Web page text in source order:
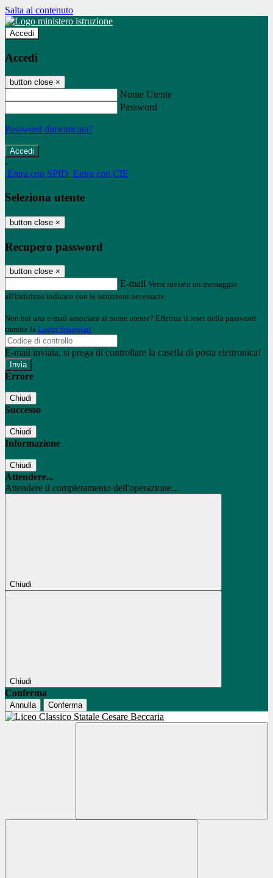
Salta al contenuto
Accedi
Accedi
button close ×
Nome Utente
Password
Password dimenticata?
-
Entra con SPID Entra con CIE
Seleziona utente
button close ×
Recupero password
button close ×
E-mail Verrà inviato un messaggio
all'indirizzo indicato con le istruzioni necessarie.
Non hai una e-mail associata al nome utente? Effettua il reset della password
tramite la Login Spaggiari
E-mail inviata, si prega di controllare la casella di posta elettronica!
Errore
Chiudi
Successo
Chiudi
Informazione
Chiudi
Attendere...
Attendere il completamento dell'operazione...
Chiudi
Chiudi
Conferma
Annulla Conferma